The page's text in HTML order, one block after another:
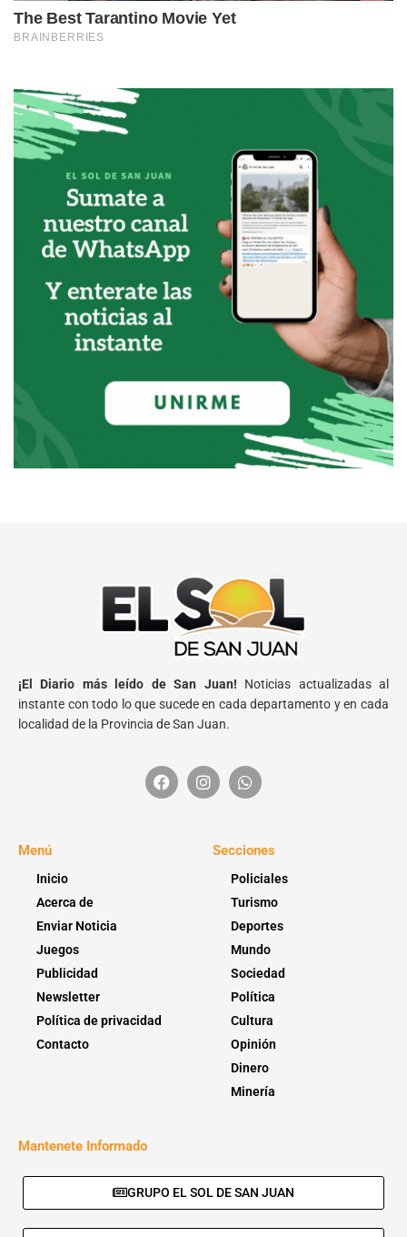
¡El Diario más leído de San Juan! Noticias actualizadas al
instante con todo lo que sucede en cada departamento y en cada
localidad de la Provincia de San Juan.
Menú
Inicio
Acerca de
Enviar Noticia
Juegos
Publicidad
Newsletter
Política de privacidad
Contacto
Secciones
Policiales
Turismo
Deportes
Mundo
Sociedad
Política
Cultura
Opinión
Dinero
Minería
Mantenete Informado
GRUPO EL SOL DE SAN JUAN